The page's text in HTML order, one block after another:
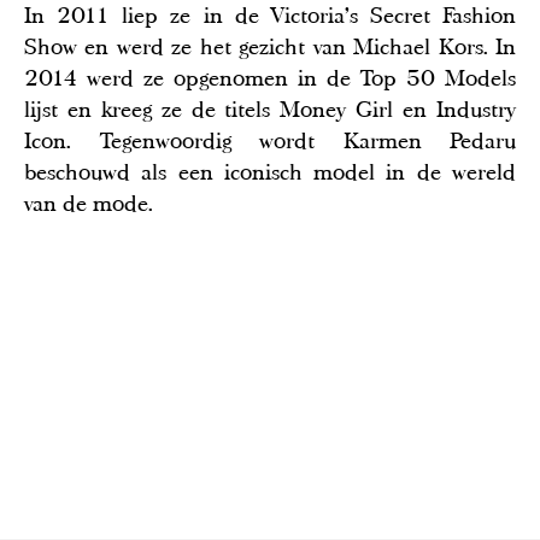
In 2011 liep ze in de Victoria’s Secret Fashion
Show en werd ze het gezicht van Michael Kors. In
2014 werd ze opgenomen in de Top 50 Models
lijst en kreeg ze de titels Money Girl en Industry
Icon. Tegenwoordig wordt Karmen Pedaru
beschouwd als een iconisch model in de wereld
van de mode.